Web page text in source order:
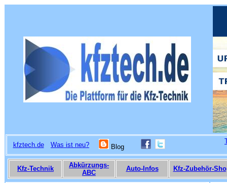
kfztech.de Was ist neu? Blog
Kfz-Technik
Abkürzungs-
ABC
Auto-Infos Kfz-Zubehör-